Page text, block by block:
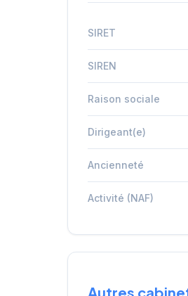
SIRET
SIREN
Raison sociale
Dirigeant(e)
Ancienneté
Activité (NAF)
Autres